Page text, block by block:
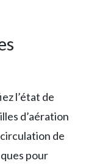
l’état de
d’aération
de
pour